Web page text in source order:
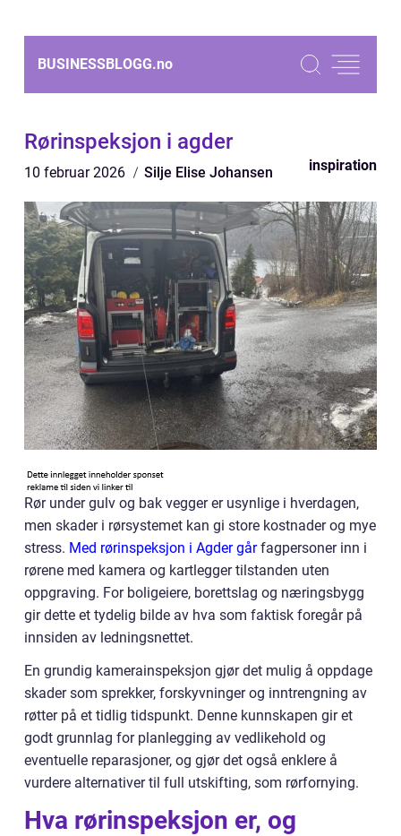
BUSINESSBLOGG.no
Rørinspeksjon i agder
10 februar 2026 Silje Elise Johansen inspiration
Rør under gulv og bak vegger er usynlige i hverdagen,
men skader i rørsystemet kan gi store kostnader og mye
stress. Med rørinspeksjon i Agder gårfagpersoner inn i
rørene med kamera og kartlegger tilstanden uten
oppgraving. For boligeiere, borettslag og næringsbygg
gir dette et tydelig bilde av hva som faktisk foregår på
innsiden av ledningsnettet.
En grundig kamerainspeksjon gjør det mulig å oppdage
skader som sprekker, forskyvninger og inntrengning av
røtter på et tidlig tidspunkt. Denne kunnskapen gir et
godt grunnlag for planlegging av vedlikehold og
eventuelle reparasjoner, og gjør det også enklere å
vurdere alternativer til full utskifting, som rørfornying.
Hva rørinspeksjon er, og